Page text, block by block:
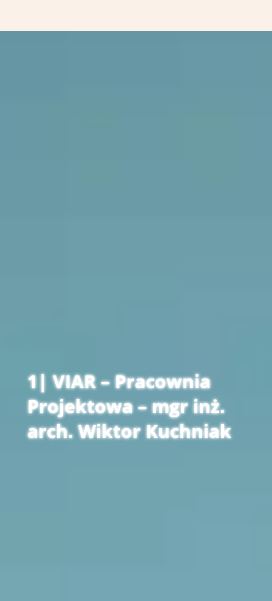
1| VIAR – Pracownia
Projektowa – mgr inż.
arch. Wiktor Kuchniak